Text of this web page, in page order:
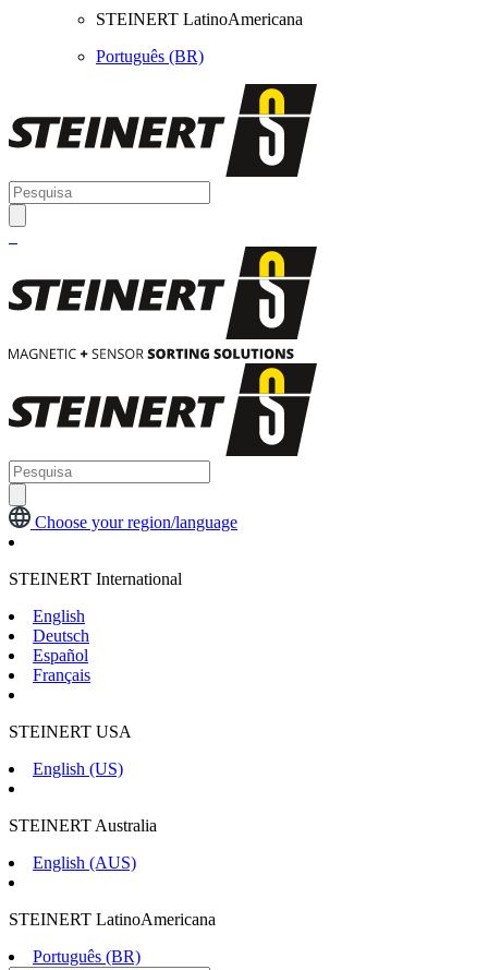
STEINERT LatinoAmericana
Português (BR)
Choose your region/language
STEINERT International
English
Deutsch
Español
Français
STEINERT USA
English (US)
STEINERT Australia
English (AUS)
STEINERT LatinoAmericana
Português (BR)